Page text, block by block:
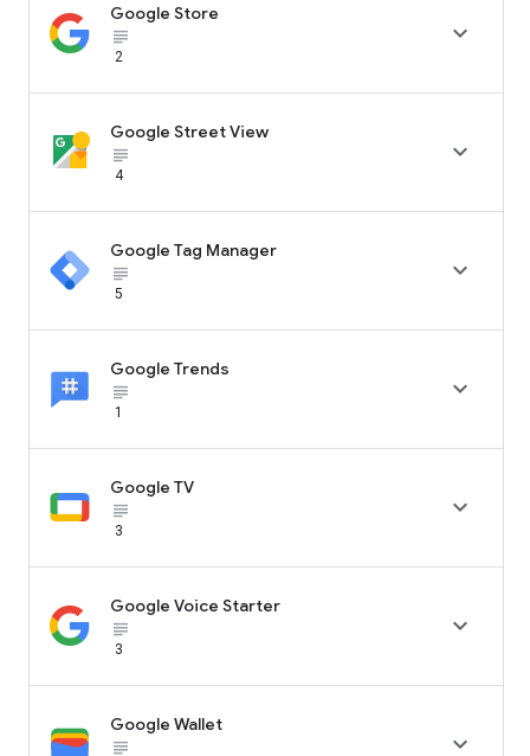
Google Store
subject_black
2

Google Street View
subject_black
4

Google Tag Manager
subject_black
5

Google Trends
subject_black
1

Google TV
subject_black
3

Google Voice Starter
subject_black
3

Google Wallet
subject_black
